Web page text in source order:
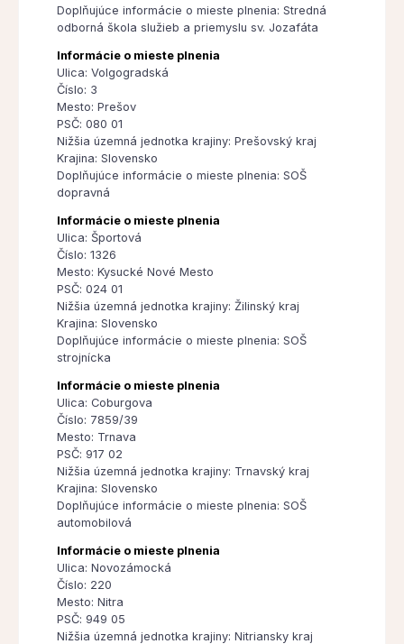
Doplňujúce informácie o mieste plnenia: Stredná
odborná škola služieb a priemyslu sv. Jozafáta
Informácie o mieste plnenia
Ulica: Volgogradská
Číslo: 3
Mesto: Prešov
PSČ: 080 01
Nižšia územná jednotka krajiny: Prešovský kraj
Krajina: Slovensko
Doplňujúce informácie o mieste plnenia: SOŠ
dopravná
Informácie o mieste plnenia
Ulica: Športová
Číslo: 1326
Mesto: Kysucké Nové Mesto
PSČ: 024 01
Nižšia územná jednotka krajiny: Žilinský kraj
Krajina: Slovensko
Doplňujúce informácie o mieste plnenia: SOŠ
strojnícka
Informácie o mieste plnenia
Ulica: Coburgova
Číslo: 7859/39
Mesto: Trnava
PSČ: 917 02
Nižšia územná jednotka krajiny: Trnavský kraj
Krajina: Slovensko
Doplňujúce informácie o mieste plnenia: SOŠ
automobilová
Informácie o mieste plnenia
Ulica: Novozámocká
Číslo: 220
Mesto: Nitra
PSČ: 949 05
Nižšia územná jednotka krajiny: Nitriansky kraj